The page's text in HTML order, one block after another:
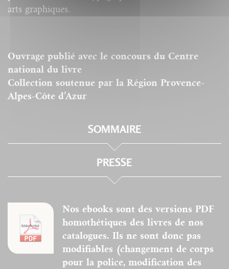
arts graphiques.
Ouvrage publié avec le concours du Centre
national du livre
Collection soutenue par la Région Provence-
Alpes-Côte d’Azur
SOMMAIRE
PRESSE
Nos ebooks sont des versions PDF
homothétiques des livres de nos
catalogues. Ils ne sont donc pas
modifiables (changement de corps
pour la police, modification des